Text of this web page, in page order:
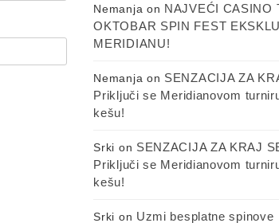
Nemanja on NAJVEĆI CASINO
OKTOBAR SPIN FEST
MERIDIANU!
Nemanja on SENZACIJA ZA
Priključi se Meridianovom
kešu!
Srki on SENZACIJA ZA KRAJ
Priključi se Meridianovom
kešu!
Srki on Uzmi besplatne spinove